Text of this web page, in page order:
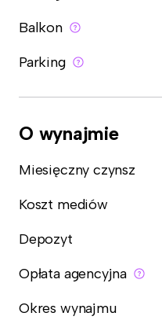
Balkon
Parking
O wynajmie
Miesięczny czynsz
Koszt mediów
Depozyt
Opłata agencyjna
Okres wynajmu